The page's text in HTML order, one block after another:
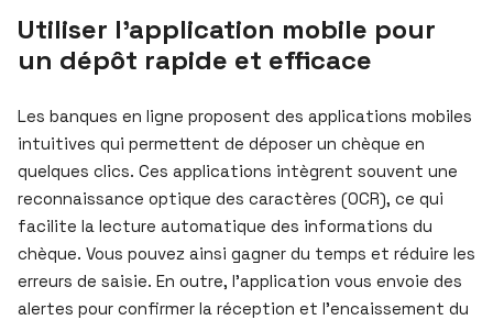
Utiliser l’application mobile pour
un dépôt rapide et efficace
Les banques en ligne proposent des applications mobiles
intuitives qui permettent de déposer un chèque en
quelques clics. Ces applications intègrent souvent une
reconnaissance optique des caractères (OCR), ce qui
facilite la lecture automatique des informations du
chèque. Vous pouvez ainsi gagner du temps et réduire les
erreurs de saisie. En outre, l’application vous envoie des
alertes pour confirmer la réception et l’encaissement du